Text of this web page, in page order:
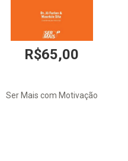
R$165,00
Fornalha dos Egos - O